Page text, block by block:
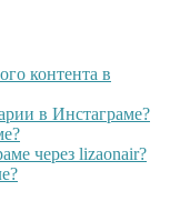
контента в
в Инстаграме?
через lizaonair?